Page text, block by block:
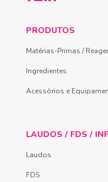
PRODUTOS
Matérias-Primas /
Ingredientes
Acessórios e
LAUDOS / FDS /
Laudos
FDS